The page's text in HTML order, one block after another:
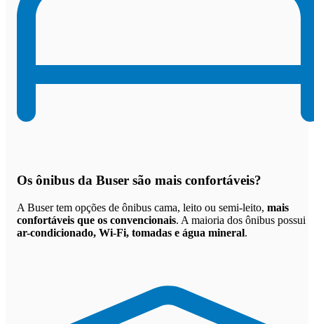
Os ônibus da Buser são mais confortáveis?
A Buser tem opções de ônibus cama, leito ou semi-leito, mais
confortáveis que os convencionais. A maioria dos ônibus possui
ar-condicionado, Wi-Fi, tomadas e água mineral.